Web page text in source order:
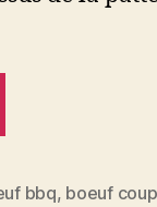
morceau
bbq, boeuf